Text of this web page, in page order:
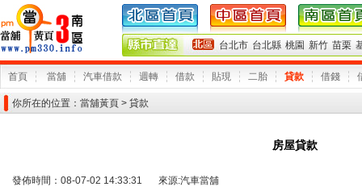
台北市 台北縣 桃園 新竹 苗栗
首頁 當舖 汽車借款 週轉 借款 貼現 二胎 貸款 借錢
你所在的位置： 當舖黃頁 > 貸款
房屋貸款
發佈時間：08-07-02 14:33:31 來源:汽車當舖